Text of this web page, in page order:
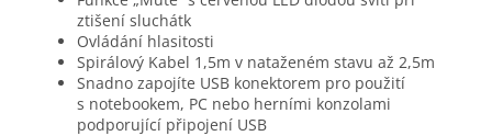
ztišení sluchátk
Ovládání hlasitosti
Spirálový Kabel 1,5m v nataženém stavu až 2,5m
Snadno zapojíte USB konektorem pro použití
s notebookem, PC nebo herními konzolami
podporující připojení USB